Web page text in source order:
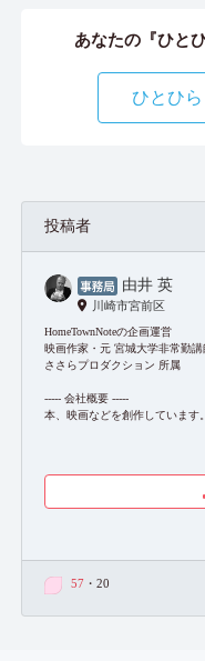
あなたの『ひと
ひとひら
投稿者
由井 英
川崎市宮前区
HomeTownNoteの企画運営
映画作家・元 宮城大学非常勤講
ささらプロダクション 所属
----- 会社概要 -----
本、映画などを創作しています。
本社：川崎市宮前区土橋7-26-1
https://sasala-pro.com/
=主な仕事先=
文化庁、公益財団法人トヨタ財
57 ・20